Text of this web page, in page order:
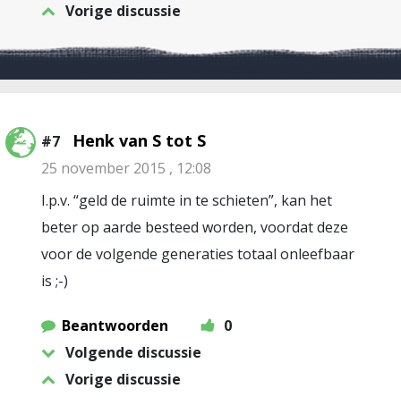
Vorige discussie
#7 Henk van S tot S
25 november 2015 , 12:08
I.p.v. “geld de ruimte in te schieten”, kan het
beter op aarde besteed worden, voordat deze
voor de volgende generaties totaal onleefbaar
is ;-)
Beantwoorden
0
Volgende discussie
Vorige discussie